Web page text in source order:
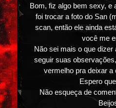
Bom, fiz algo bem sexy, e
foi trocar a foto do San
scan, então ele ainda
você me
Não sei mais o que
seguir suas
vermelho pra deixar a
Espero
Não esqueça de